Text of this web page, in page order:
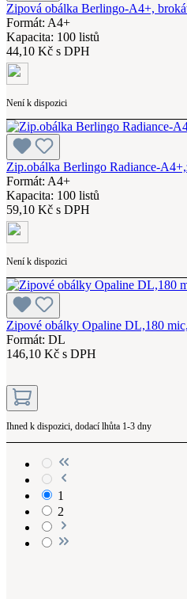
Zipová obálka Berlingo-A4+,
Formát: A4+
Kapacita: 100 listů
44,10 Kč s DPH
Není k dispozici
Zip.obálka Berlingo Radiance-
Formát: A4+
Kapacita: 100 listů
59,10 Kč s DPH
Není k dispozici
Zipové obálky Opaline DL,180
Formát: DL
146,10 Kč s DPH
Ihned k dispozici, dodací lhůta 1-3 dny
1
2